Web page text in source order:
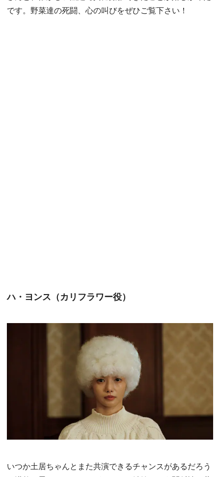
です。野菜達の死闘、心の叫びをぜひご覧下さい！
ハ・ヨンス（カリフラワー役）
いつか土居ちゃんとまた共演できるチャンスがあるだろう